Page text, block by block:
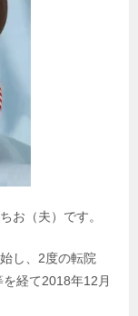
お（夫）です。
し、2度の転院
経て2018年12月